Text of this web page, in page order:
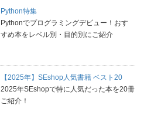
Python特集
Pythonでプログラミングデビュー！おす
すめ本をレベル別・目的別にご紹介
【2025年】SEshop人気書籍 ベスト20
2025年SEshopで特に人気だった本を20冊
ご紹介！